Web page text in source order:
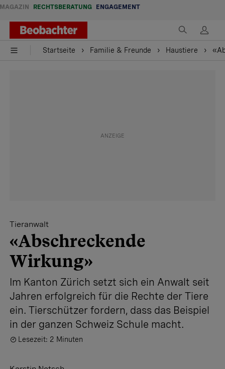
MAGAZIN RECHTSBERATUNG ENGAGEMENT
Startseite Familie & Freunde Haustiere
Tieranwalt
«Abschreckende
Wirkung»
Im Kanton Zürich setzt sich ein Anwalt seit
Jahren erfolgreich für die Rechte der Tiere
ein. Tierschützer fordern, dass das Beispiel
in der ganzen Schweiz Schule macht.
Lesezeit: 2 Minuten